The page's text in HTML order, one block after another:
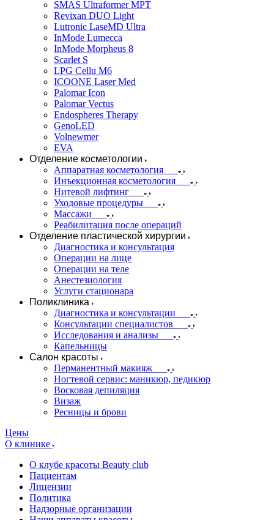
SMAS Ultraformer MPT
Revixan DUO Light
Lutronic LaseMD Ultra
InMode Lumecca
InMode Morpheus 8
Scarlet S
LPG Cellu M6
ICOONE Laser Med
Palomar Icon
Palomar Vectus
Endospheres Therapy
GenoLED
Volnewmer
EVA
Отделение косметологии
Аппаратная косметология
Инъекционная косметология
Нитевой лифтинг
Уходовые процедуры
Массажи
Реабилитация после операций
Отделение пластической хирургии
Диагностика и консультация
Операции на лице
Операции на теле
Анестезиология
Услуги стационара
Поликлиника
Диагностика и консультации
Консультации специалистов
Исследования и анализы
Капельницы
Салон красоты
Перманентный макияж
Ногтевой сервис: маникюр, педикюр
Восковая депиляция
Визаж
Ресницы и брови
Цены
О клинике
О клубе красоты Beauty club
Пациентам
Лицензии
Политика
Надзорные организации